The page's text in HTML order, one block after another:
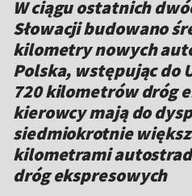
W ciągu ostatnich
Słowacji budowano
kilometry nowych
Polska, wstępując do
720 kilometrów dróg
kierowcy mają do
siedmiokrotnie
kilometrami
dróg ekspresowych